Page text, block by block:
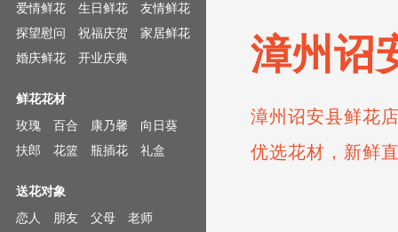
漳州诏
漳州诏安县鲜花
优选花材，新鲜
爱情鲜花
生日鲜花
友情鲜花
探望慰问
祝福庆贺
家居鲜花
婚庆鲜花
开业庆典
鲜花花材
玫瑰
百合 康乃馨
向日葵
扶郎
花篮 瓶插花 礼盒
送花对象
恋人
朋友 父母
老师